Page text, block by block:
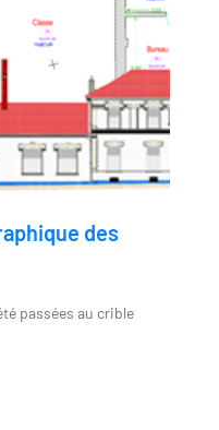
des
passées au crible